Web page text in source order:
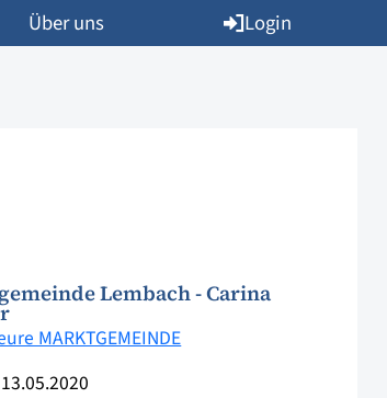
Über uns Login
Lembach - Carina
MARKTGEMEINDE
13.05.2020